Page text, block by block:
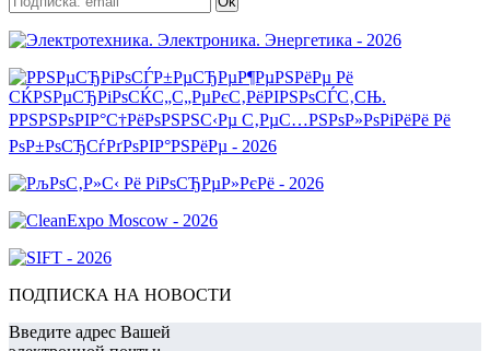
ПОДПИСКА НА НОВОСТИ
Введите адрес Вашей